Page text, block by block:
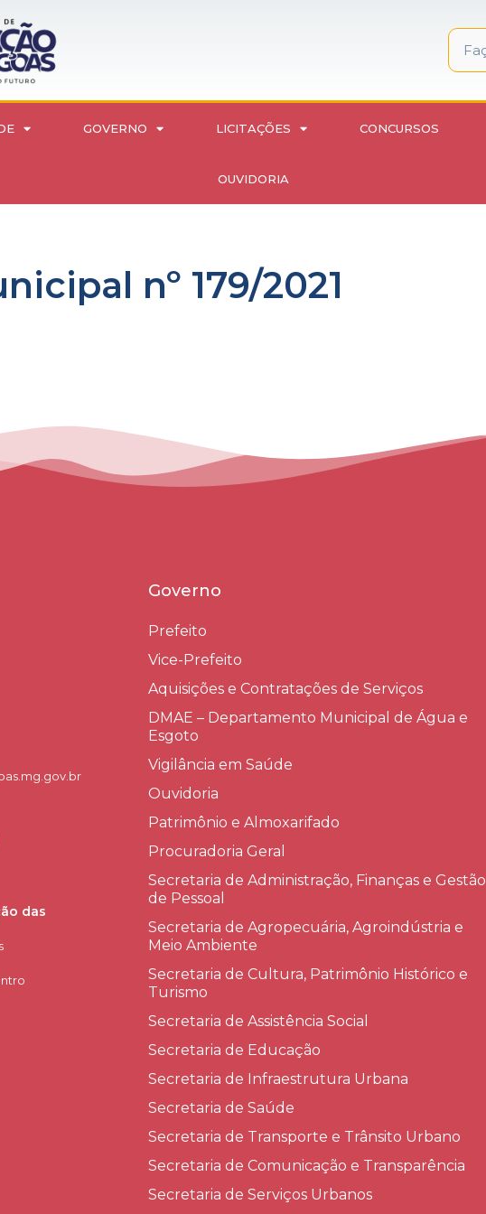
GOVERNO LICITAÇÕES CONCURSOS
OUVIDORIA
nº 179/2021
das
Governo
Prefeito
Vice-Prefeito
Aquisições e Contratações de Serviços​
DMAE – Departamento Municipal de Água e
Esgoto
Vigilância em Saúde
Ouvidoria
Patrimônio e Almoxarifado
Procuradoria Geral
Secretaria de Administração, Finanças e Gestão
de Pessoal
Secretaria de Agropecuária, Agroindústria e
Meio Ambiente
Secretaria de Cultura, Patrimônio Histórico e
Turismo
Secretaria de Assistência Social
Secretaria de Educação
Secretaria de Infraestrutura Urbana
Secretaria de Saúde
Secretaria de Transporte e Trânsito Urbano
Secretaria de Comunicação e Transparência
Secretaria de Serviços Urbanos